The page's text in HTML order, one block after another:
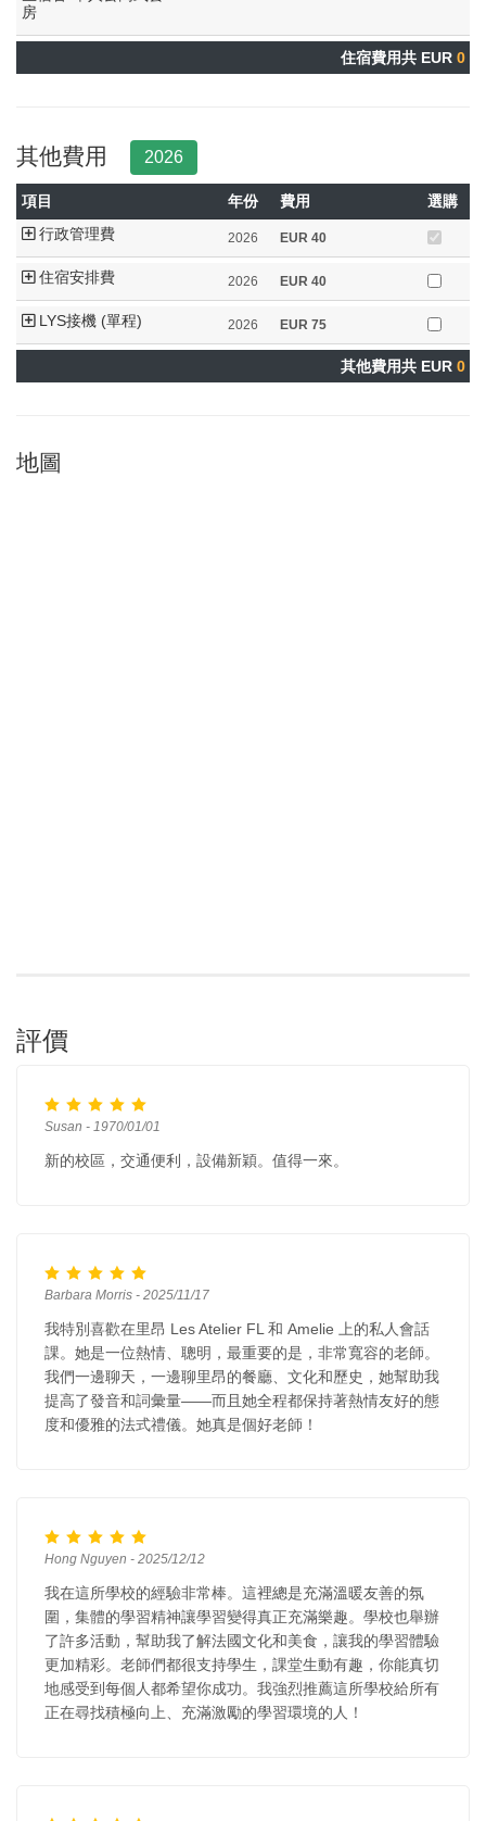
房
住宿費用共 EUR 0
其他費用 2026
項目 年份 費用
選購
行政管理費
2026 EUR 40
住宿安排費 2026 EUR 40
LYS接機 (單程) 2026 EUR 75
其他費用共 EUR 0
地圖
評價
Susan - 1970/01/01
新的校區，交通便利，設備新穎。值得一來。
Barbara Morris - 2025/11/17
我特別喜歡在里昂 Les Atelier FL 和 Amelie 上的私人會話
課。她是一位熱情、聰明，最重要的是，非常寬容的老師。
我們一邊聊天，一邊聊里昂的餐廳、文化和歷史，她幫助我
提高了發音和詞彙量——而且她全程都保持著熱情友好的態
度和優雅的法式禮儀。她真是個好老師！
Hong Nguyen - 2025/12/12
我在這所學校的經驗非常棒。這裡總是充滿溫暖友善的氛
圍，集體的學習精神讓學習變得真正充滿樂趣。學校也舉辦
了許多活動，幫助我了解法國文化和美食，讓我的學習體驗
更加精彩。老師們都很支持學生，課堂生動有趣，你能真切
地感受到每個人都希望你成功。我強烈推薦這所學校給所有
正在尋找積極向上、充滿激勵的學習環境的人！